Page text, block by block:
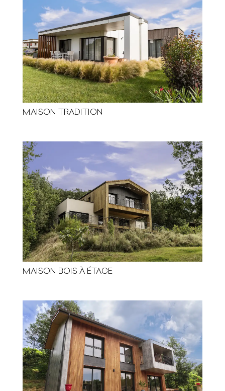
MAISON TRADITION
MAISON BOIS À ÉTAGE